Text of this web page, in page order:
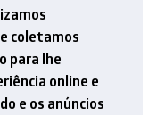
coletamos
para lhe
online e
e os anúncios
13º andar
000